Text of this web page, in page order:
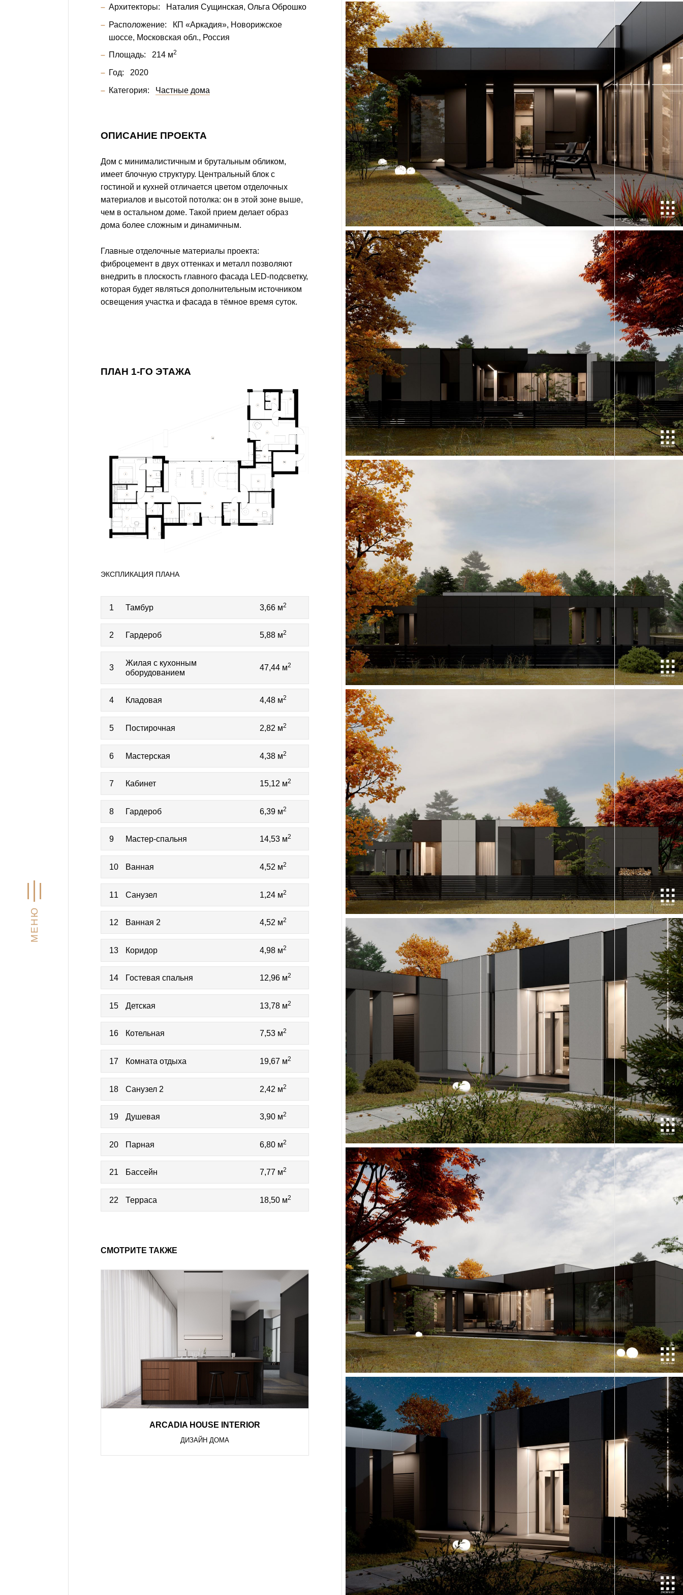
МЕНЮ
Архитекторы: Наталия Сущинская Ольга Оброшко
Расположение:
КП «Аркадия», Новорижское
шоссе, Московская обл., Россия
Площадь: 214 м2
Год: 2020
Категория: Частные дома
ОПИСАНИЕ ПРОЕКТА
Дом с минималистичным и брутальным обликом,
имеет блочную структуру. Центральный блок с
гостиной и кухней отличается цветом отделочных
материалов и высотой потолка: он в этой зоне выше,
чем в остальном доме. Такой прием делает образ
дома более сложным и динамичным.
Главные отделочные материалы проекта:
фиброцемент в двух оттенках и металл позволяют
внедрить в плоскость главного фасада LED-подсветку,
которая будет являться дополнительным источником
освещения участка и фасада в тёмное время суток.
ПЛАН 1-ГО ЭТАЖА
ЭКСПЛИКАЦИЯ ПЛАНА
1 Тамбур 3,66 м2
2 Гардероб 5,88 м2
3
Жилая с кухонным
оборудованием
47,44 м2
4 Кладовая 4,48 м2
5 Постирочная 2,82 м2
6 Мастерская 4,38 м2
7 Кабинет 15,12 м2
8 Гардероб 6,39 м2
9 Мастер-спальня 14,53 м2
10 Ванная 4,52 м2
11 Санузел 1,24 м2
12 Ванная 2 4,52 м2
13 Коридор 4,98 м2
14 Гостевая спальня 12,96 м2
15 Детская 13,78 м2
16 Котельная 7,53 м2
17 Комната отдыха 19,67 м2
18 Санузел 2 2,42 м2
19 Душевая 3,90 м2
20 Парная 6,80 м2
21 Бассейн 7,77 м2
22 Терраса 18,50 м2
СМОТРИТЕ ТАКЖЕ
ARCADIA HOUSE INTERIOR
ДИЗАЙН ДОМА